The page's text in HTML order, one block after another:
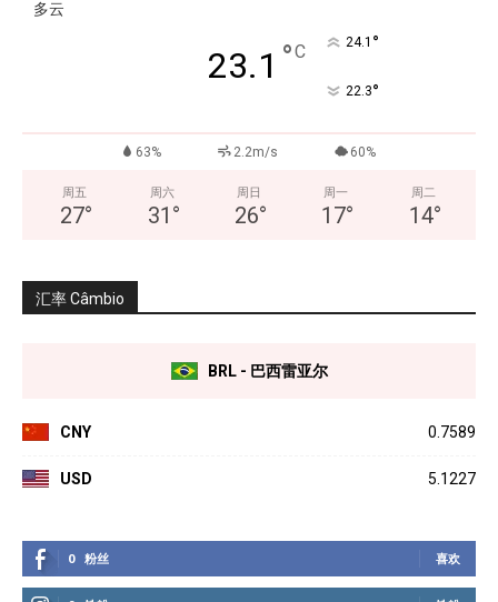
多云
23.1 °C 24.1 °
22.3°
63% 2.2m/s 60%
周五
27°
周六
31 °
周日
26°
周一
17°
周二
14°
汇率 Câmbio
BRL - 巴西雷亚尔
CNY 0.7589
USD 5.1227
0 粉丝 喜欢